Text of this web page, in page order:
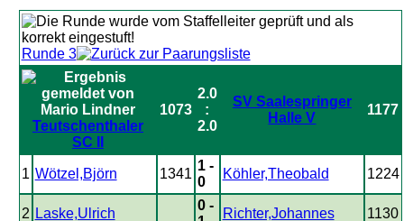
Runde 3
Teutschenthaler
SC II
1073
2.0
:
2.0
SV Saalespringer
Halle V
1177
1 Wötzel,Björn 1341
1 -
0
Köhler,Theobald 1224
2 Laske,Ulrich
0 -
Richter,Johannes 1130